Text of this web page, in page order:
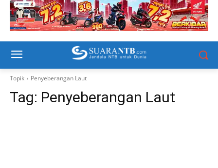
Topik Penyeberangan Laut
Tag: Penyeberangan Laut